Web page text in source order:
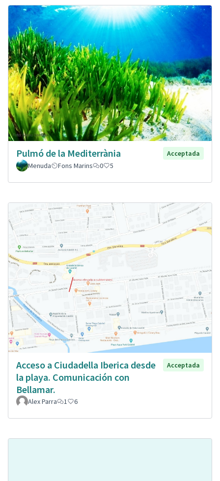
Pulmó de la Mediterrània
Acceptada
Menuda
Fons Marins 0 5
Acceso a Ciudadella Iberica desde
la playa. Comunicación con
Bellamar.
Acceptada
Alex Parra 1 6